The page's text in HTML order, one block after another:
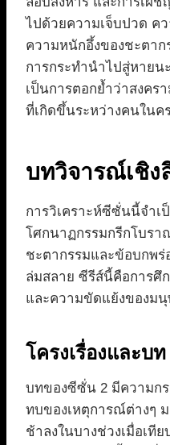
ไปด้วยความเจ็บปวด ค
ความหนักอึ้งของชะตาก
การกระทำนำไปสู่หายน
เป็นการตอกย้ำว่าสงคร
ที่เกิดขึ้นระหว่างคนในค
บทวิจารณ์เชิง
การวิเคราะห์ซีซั่นนี้จำเ
โศกนาฏกรรมกรีกโบร
ชะตากรรมและข้อบกพร่
ล่มสลาย ซีรีส์นี้คือการศึ
และความขัดแย้งของมนุ
โครงเรื่องและบ
บทของซีซั่น 2 มีความก
ทบของเหตุการณ์ต่างๆ
ช้าลงในบางช่วงเมื่อเที